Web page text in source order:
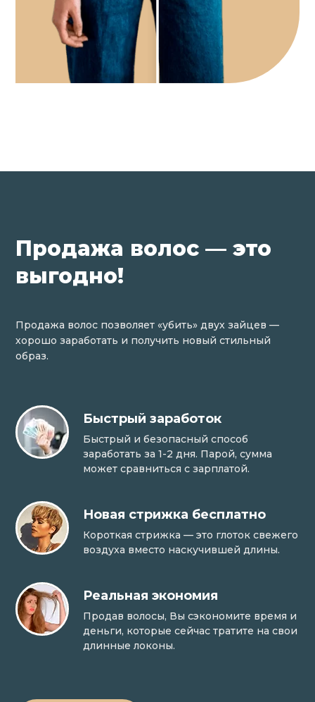
Продажа волос — это
выгодно!
Продажа волос позволяет «убить» двух зайцев —
хорошо заработать и получить новый стильный
образ.
Быстрый заработок
Быстрый и безопасный способ
заработать за 1-2 дня. Парой, сумма
может сравниться с зарплатой.
Новая стрижка бесплатно
Короткая стрижка — это глоток свежего
воздуха вместо наскучившей длины.
Реальная экономия
Продав волосы, Вы сэкономите время и
деньги, которые сейчас тратите на свои
длинные локоны.